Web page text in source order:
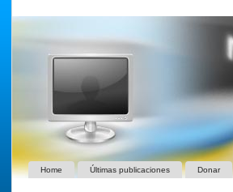
Home Últimas publicaciones Donar